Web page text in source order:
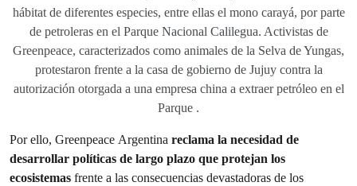
hábitat de diferentes especies, entre ellas el mono carayá, por parte
de petroleras en el Parque Nacional Calilegua. Activistas de
Greenpeace, caracterizados como animales de la Selva de Yungas,
protestaron frente a la casa de gobierno de Jujuy contra la
autorización otorgada a una empresa china a extraer petróleo en el
Parque .
Por ello, Greenpeace Argentina reclama la necesidad de
desarrollar políticas de largo plazo que protejan los
ecosistemas frente a las consecuencias devastadoras de los